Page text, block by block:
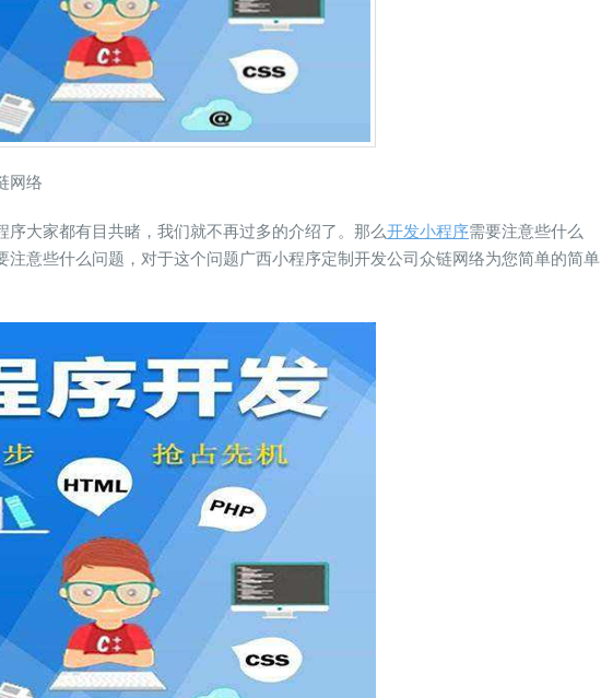
网络
序大家都有目共睹，我们就不再过多的介绍了。那么开发小程序需要注意些什么
注意些什么问题，对于这个问题广西小程序定制开发公司众链网络为您简单的简单